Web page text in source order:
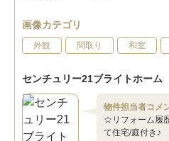
画像カテゴリ
外観 間取り 和室
センチュリー21ブライトホーム
物件担当者コメ
☆リフォーム履
て住宅/庭付き♪